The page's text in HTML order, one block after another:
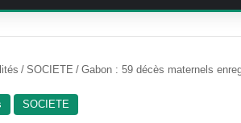
/ SOCIETE / Gabon : 59 décès maternels
SOCIETE